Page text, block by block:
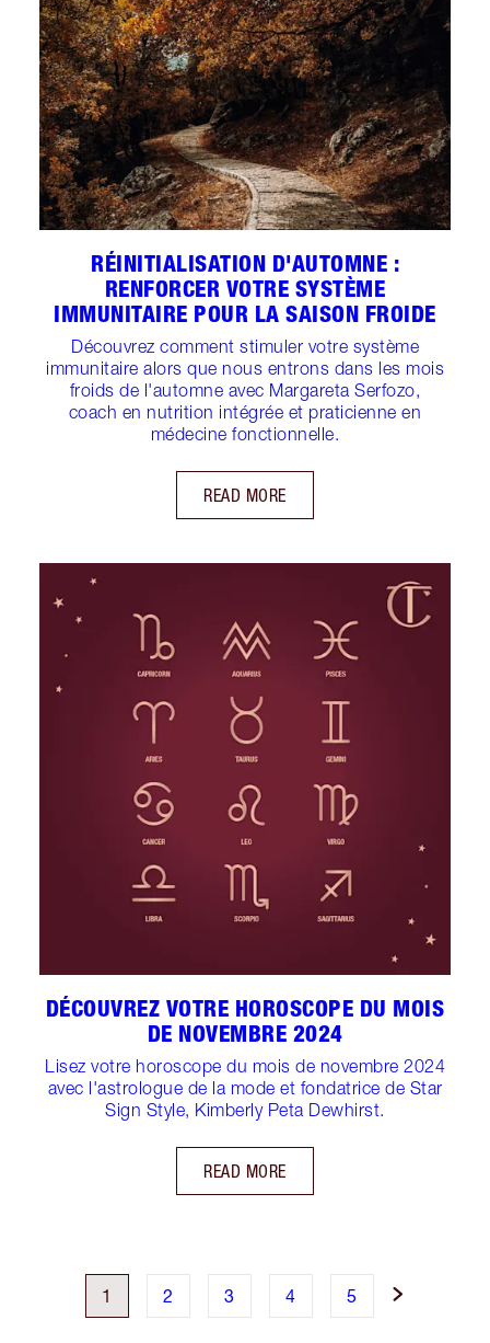
RÉINITIALISATION D'AUTOMNE :
RENFORCER VOTRE SYSTÈME
IMMUNITAIRE POUR LA SAISON FROIDE
Découvrez comment stimuler votre système
immunitaire alors que nous entrons dans les mois
froids de l'automne avec Margareta Serfozo,
coach en nutrition intégrée et praticienne en
médecine fonctionnelle.
READ MORE
DÉCOUVREZ VOTRE HOROSCOPE DU MOIS
DE NOVEMBRE 2024
Lisez votre horoscope du mois de novembre 2024
avec l'astrologue de la mode et fondatrice de Star
Sign Style, Kimberly Peta Dewhirst.
READ MORE
1 2 3 4 5